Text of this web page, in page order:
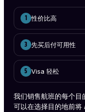
1 性价比高
3 先买后付可用性
5 Visa 轻松
我们销售航班的每个
可以在选择目的地前将